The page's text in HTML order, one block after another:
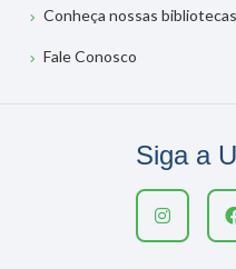
Conheça nossas bibliotecas
Fale Conosco
Siga a